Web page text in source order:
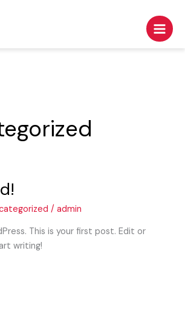
/admin
This is your first post. Edit or
writing!